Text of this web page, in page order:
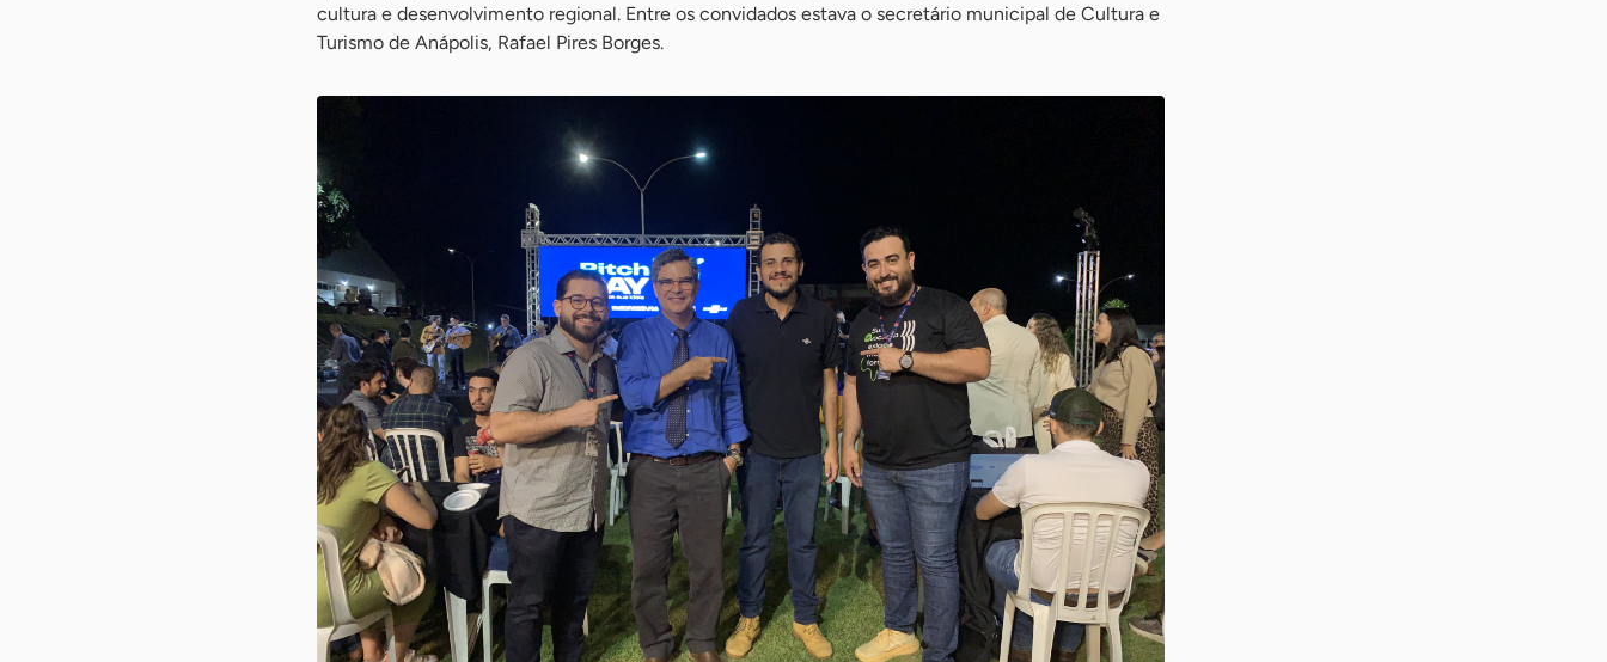
cultura e desenvolvimento regional. Entre os convidados estava o secretário municipal de Cultura e
Turismo de Anápolis, Rafael Pires Borges.